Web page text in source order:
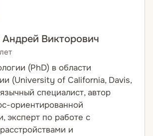
Викторович
(PhD) в области
(University of California, Davis,
специалист, автор
ориентированной
эксперт по работе с
и